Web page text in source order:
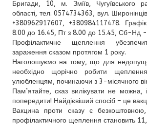
Бригади, 10, м. Зміїв, Чугуївського
області, тел. 0574734363, вул.
+380962917607, +380984117478.
8.00 до 16.45, Пт з 8.00 до 15.45, Сб-Нд -
Профілактичне щеплення
зараження сказом протягом 1 року.
Наголошуємо на тому, що для
необхідно щорічно робити
улюбленцям, починаючи з 3-місячного
Пам’ятайте, сказ вилікувати не можна,
попередити! Найдієвіший спосіб – це
Вакцина проти сказу є безкоштовною,
профілактичного щеплення становить